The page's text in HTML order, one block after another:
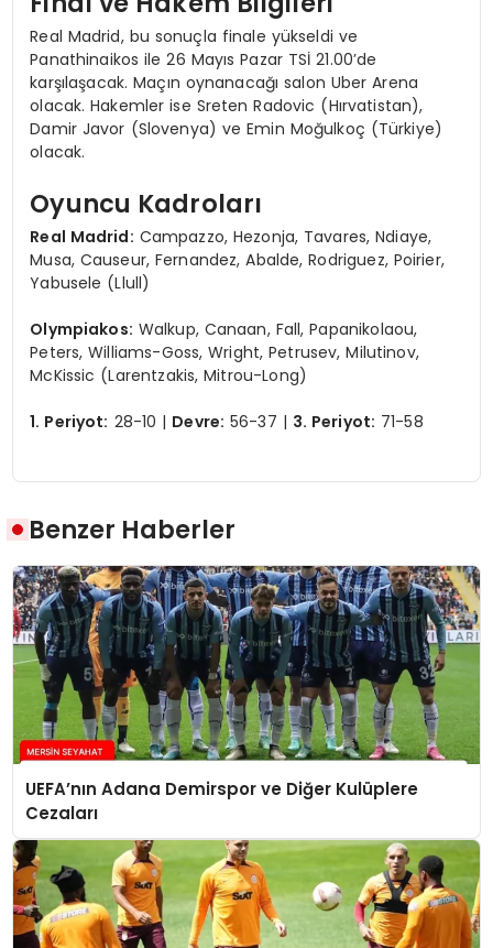
Real Madrid, bu sonuçla finale yükseldi ve
Panathinaikos ile 26 Mayıs Pazar TSİ 21.00’de
karşılaşacak. Maçın oynanacağı salon Uber Arena
olacak. Hakemler ise Sreten Radovic (Hırvatistan),
Damir Javor (Slovenya) ve Emin Moğulkoç (Türkiye)
olacak.
Oyuncu Kadroları
Real Madrid: Campazzo, Hezonja, Tavares, Ndiaye,
Musa, Causeur, Fernandez, Abalde, Rodriguez, Poirier,
Yabusele (Llull)
Olympiakos: Walkup, Canaan, Fall, Papanikolaou,
Peters, Williams-Goss, Wright, Petrusev, Milutinov,
McKissic (Larentzakis, Mitrou-Long)
1. Periyot: 28-10 | Devre: 56-37 | 3. Periyot: 71-58
Benzer Haberler
UEFA’nın Adana Demirspor ve Diğer Kulüplere
Cezaları